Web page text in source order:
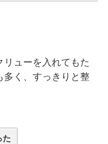
ューを入れてもた
多く、すっきりと整
た